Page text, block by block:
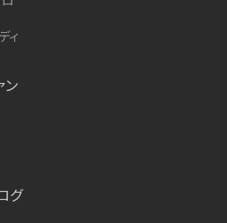
ィ
ン
グ